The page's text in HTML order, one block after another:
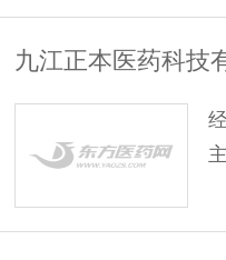
九江正本医药科技